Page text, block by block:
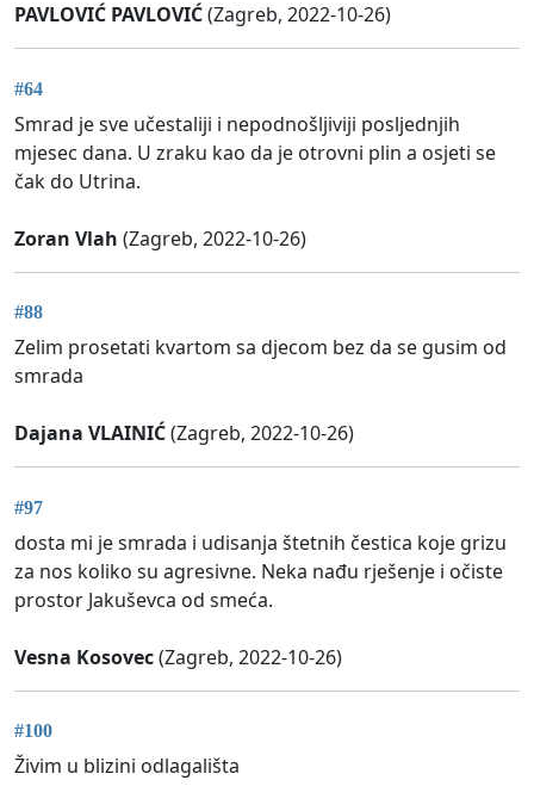
PAVLOVIĆ PAVLOVIĆ(Zagreb, 2022-10-26)
#64
Smrad je sve učestaliji i nepodnošljiviji posljednjih
mjesec dana. U zraku kao da je otrovni plin a osjeti se
čak do Utrina.
Zoran Vlah (Zagreb, 2022-10-26)
#88
Zelim prosetati kvartom sa djecom bez da se gusim od
smrada
Dajana VLAINIĆ(Zagreb, 2022-10-26)
#97
dosta mi je smrada i udisanja štetnih čestica koje grizu
za nos koliko su agresivne. Neka nađu rješenje i očiste
prostor Jakuševca od smeća.
Vesna Kosovec(Zagreb, 2022-10-26)
#100
Živim u blizini odlagališta